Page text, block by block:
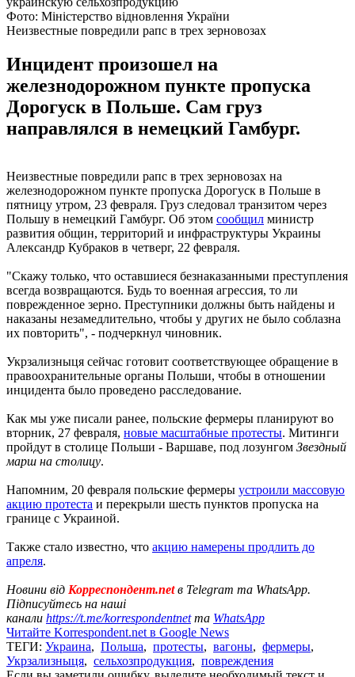
Фото: Міністерство відновлення України
Неизвестные повредили рапс в трех зерновозах
Инцидент произошел на
железнодорожном пункте пропуска
Дорогуск в Польше. Сам груз
направлялся в немецкий Гамбург.
Неизвестные повредили рапс в трех зерновозах на
железнодорожном пункте пропуска Дорогуск в Польше в
пятницу утром, 23 февраля. Груз следовал транзитом через
Польшу в немецкий Гамбург. Об этом сообщил министр
развития общин, территорий и инфраструктуры Украины
Александр Кубраков в четверг, 22 февраля.
"Скажу только, что оставшиеся безнаказанными преступления
всегда возвращаются. Будь то военная агрессия, то ли
поврежденное зерно. Преступники должны быть найдены и
наказаны незамедлительно, чтобы у других не было соблазна
их повторить", - подчеркнул чиновник.
Укрзализныця сейчас готовит соответствующее обращение в
правоохранительные органы Польши, чтобы в отношении
инцидента было проведено расследование.
Как мы уже писали ранее, польские фермеры планируют во
вторник, 27 февраля, новые масштабные протесты. Митинги
пройдут в столице Польши - Варшаве, под лозунгом Звездный
марш на столицу.
Напомним, 20 февраля польские фермеры устроили массовую
акцию протеста и перекрыли шесть пунктов пропуска на
границе с Украиной.
Также стало известно, что акцию намерены продлить до
апреля.
Новини від Корреспондент.netв Telegram та WhatsApp.
Підписуйтесь на наші
канали https://t.me/korrespondentnetта WhatsApp
Читайте Korrespondent.net в Google News
ТЕГИ: Украина, Польша, протесты, вагоны, фермеры,
Укрзализныця, сельхозпродукция, повреждения